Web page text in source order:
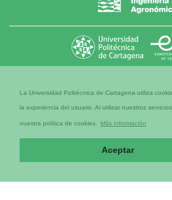
La Universidad Politécnica de Cartagena utiliza
la experiencia del usuario. Al utilizar nuestros
nuestra política de cookies. Más información
Aceptar